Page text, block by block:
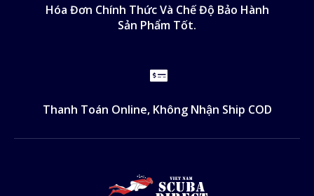
Hóa Đơn Chính Thức Và Chế Độ Bảo Hành
Sản Phẩm Tốt.
Thanh Toán Online, Không Nhận Ship COD